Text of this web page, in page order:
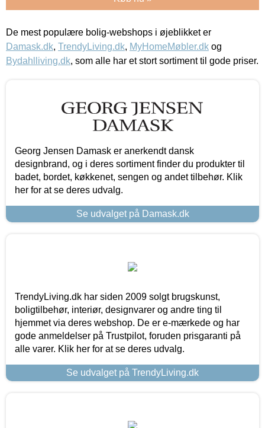
De mest populære bolig-webshops i øjeblikket er
Damask.dk, TrendyLiving.dk, MyHomeMøbler.dk og
Bydahlliving.dk, som alle har et stort sortiment til gode priser.
Georg Jensen Damask er anerkendt dansk
designbrand, og i deres sortiment finder du produkter til
badet, bordet, køkkenet, sengen og andet tilbehør. Klik
her for at se deres udvalg.
Se udvalget på Damask.dk
TrendyLiving.dk har siden 2009 solgt brugskunst,
boligtilbehør, interiør, designvarer og andre ting til
hjemmet via deres webshop. De er e-mærkede og har
gode anmeldelser på Trustpilot, foruden prisgaranti på
alle varer. Klik her for at se deres udvalg.
Se udvalget på TrendyLiving.dk